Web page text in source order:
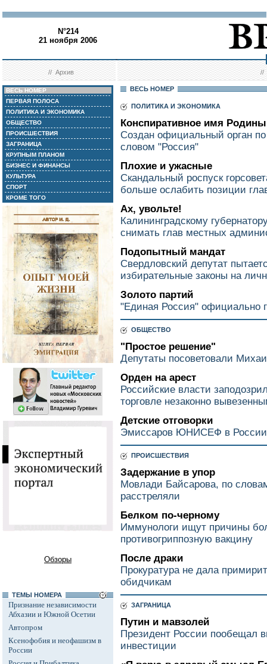
N°214
21 ноября 2006
//Архив //
ВЕСЬ НОМЕР
ПЕРВАЯ ПОЛОСА
ПОЛИТИКА И ЭКОНОМИКА
ОБЩЕСТВО
ПРОИСШЕСТВИЯ
ЗАГРАНИЦА
КРУПНЫМ ПЛАНОМ
БИЗНЕС И ФИНАНСЫ
КУЛЬТУРА
СПОРТ
КРОМЕ ТОГО
Обзоры
ТЕМЫ НОМЕРА
Признание независимости
Абхазии и Южной Осетии
Автопром
Ксенофобия и неофашизм в
России
ВЕСЬ НОМЕР
ПОЛИТИКА И ЭКОНОМИКА
Конспиративное имя Родины
Создан официальный орган
словом "Россия"
Плохие и ужасные
Скандальный роспуск
больше ослабить позиции
Ах, увольте!
Калининградскому
снимать глав местных
Подопытный мандат
Свердловский депутат
избирательные законы на
Золото партий
"Единая Россия" официально
ОБЩЕСТВО
"Простое решение"
Депутаты посоветовали
Орден на арест
Российские власти
торговле незаконно
Детские отговорки
Эмиссаров ЮНИСЕФ в
ПРОИСШЕСТВИЯ
Задержание в упор
Мовлади Байсарова, по
расстреляли
Белком по-черному
Иммунологи ищут причины
противогриппозную вакцину
После драки
Прокуратура не дала
обидчикам
ЗАГРАНИЦА
Путин и мавзолей
Президент России пообещал
инвестиции